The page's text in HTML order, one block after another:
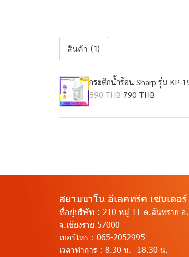
สินค้า (1)
กระติกน้ำร้อน Sharp รุ่น KP-
890 THB 790 THB
สยามนาโน อีเลคทริค เซนเตอร์
ที่อยู่บริษัท : 210 หมู่ 11 ต.สันทราย อ.
จ.เชียงราย 57000
เบอร์โทร : 065-2052995
เวลาทำการ : 8.30 น.- 18.30 น.